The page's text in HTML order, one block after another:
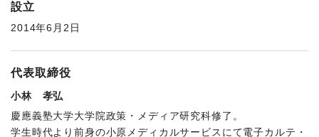
設立
2014年6月2日
代表取締役
小林 孝弘
慶應義塾大学大学院政策・メディア研究科修了。
学生時代より前身の小原メディカルサービスにて電子カルテ・